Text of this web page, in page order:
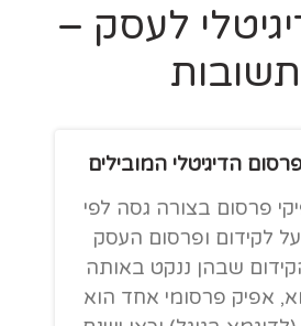
לעסק –
הדיגיטלי המובילים
פרסום בצורה גסה לפי
לקידום ופרסום העסק
שבהן ננקט באותה
אפיק פרסומי אחד הוא